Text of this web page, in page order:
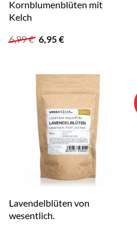
Kornblumenblüten mit
Kelch
6,99€ Ursprünglicher
6,95€Aktueller
Lavendelblüten von
wesentlich.